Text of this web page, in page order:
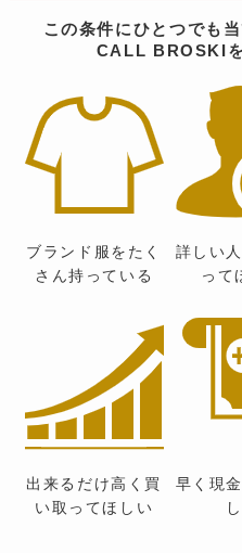
この条件にひとつでも
CALL BROSKIを
ブランド服をたく
さん持っている
詳しい
って
出来るだけ高く買
い取ってほしい
早く現